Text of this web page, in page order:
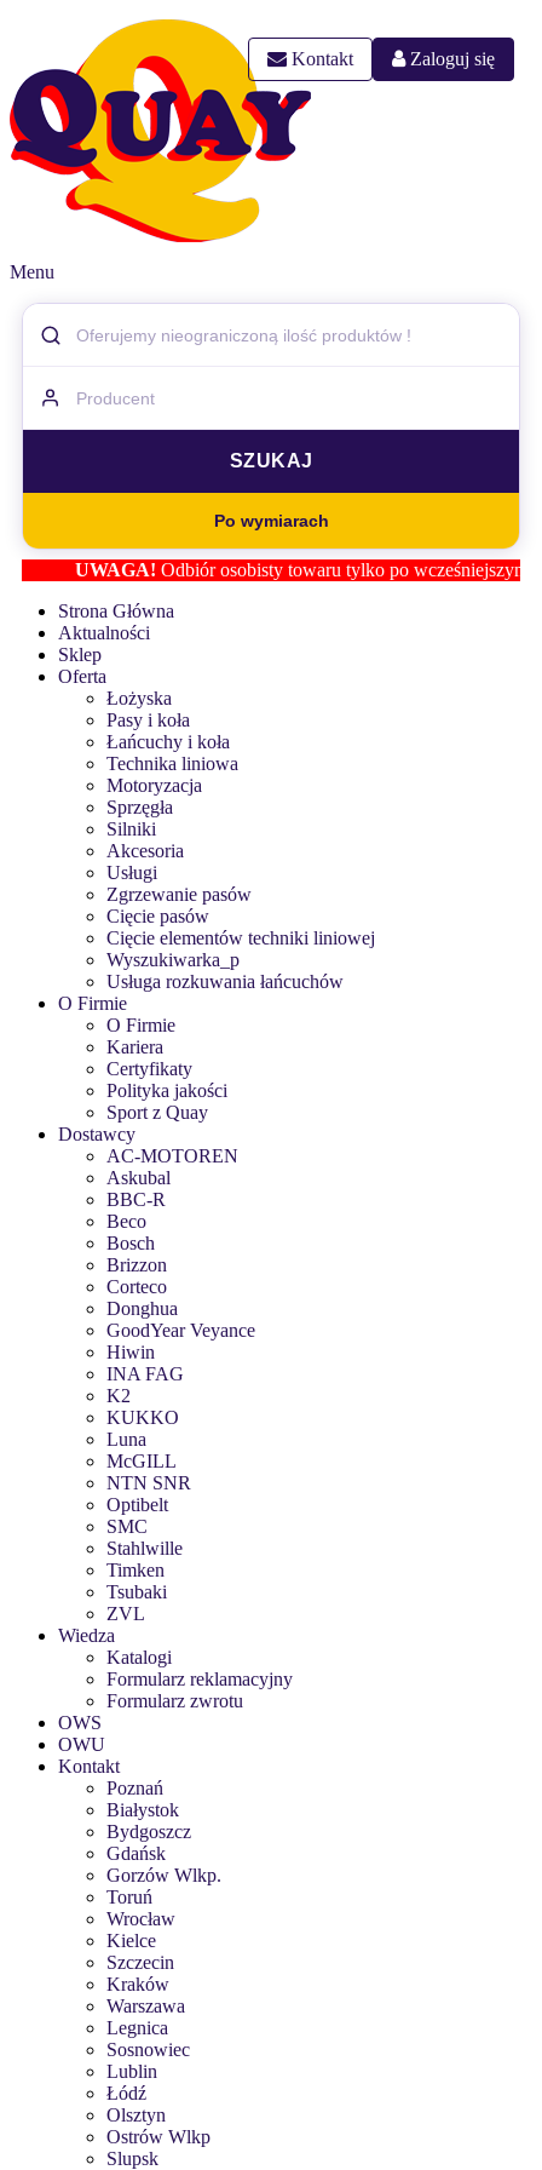
Kontakt Zaloguj się
Menu
Po wymiarach
UWAGA!Odbiór osobisty towaru tylko po wcześniejszym
Strona Główna
Aktualności
Sklep
Oferta
Łożyska
Pasy i koła
Łańcuchy i koła
Technika liniowa
Motoryzacja
Sprzęgła
Silniki
Akcesoria
Usługi
Zgrzewanie pasów
Cięcie pasów
Cięcie elementów techniki liniowej
Wyszukiwarka_p
Usługa rozkuwania łańcuchów
O Firmie
O Firmie
Kariera
Certyfikaty
Polityka jakości
Sport z Quay
Dostawcy
AC-MOTOREN
Askubal
BBC-R
Beco
Bosch
Brizzon
Corteco
Donghua
GoodYear Veyance
Hiwin
INA FAG
K2
KUKKO
Luna
McGILL
NTN SNR
Optibelt
SMC
Stahlwille
Timken
Tsubaki
ZVL
Wiedza
Katalogi
Formularz reklamacyjny
Formularz zwrotu
OWS
OWU
Kontakt
Poznań
Białystok
Bydgoszcz
Gdańsk
Gorzów Wlkp.
Toruń
Wrocław
Kielce
Szczecin
Kraków
Warszawa
Legnica
Sosnowiec
Lublin
Łódź
Olsztyn
Ostrów Wlkp
Slupsk